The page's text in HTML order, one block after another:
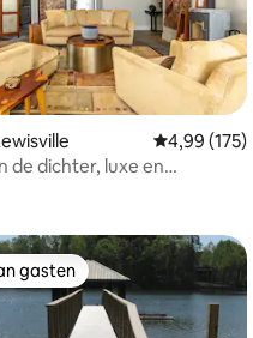
4,99 (175)
de dichter, luxe en
gasten
gasten